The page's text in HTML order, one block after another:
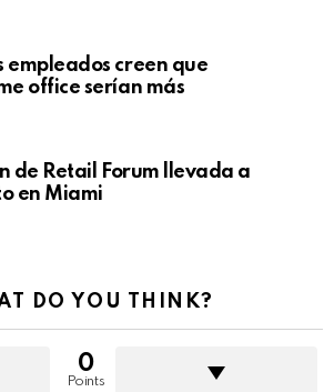
empleados creen que
office serían más
de Retail Forum llevada a
en Miami
DO YOU THINK?
0
Points